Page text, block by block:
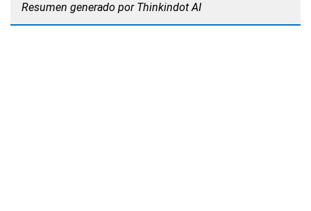
Resumen generado por Thinkindot AI